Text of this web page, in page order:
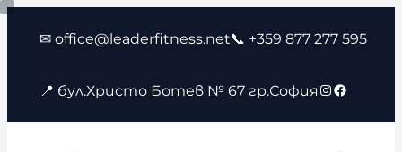
Към
съдържанието
✉ office@leaderfitness.net📞 +359 877 277 595
📍 бул.Христо Ботев № 67 гр.София Instagram
Facebook